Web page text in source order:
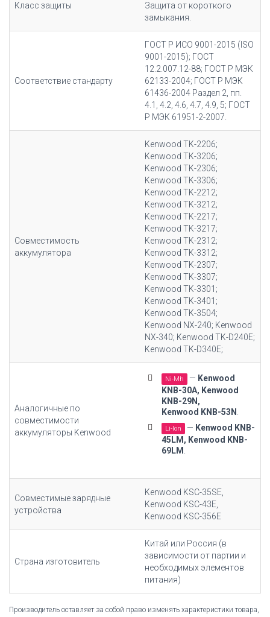
Класс защиты
Защита от короткого
замыкания.
Соответствие стандарту
ГОСТ Р ИСО 9001-2015 (ISO
9001-2015); ГОСТ
12.2.007.12-88; ГОСТ Р МЭК
62133-2004; ГОСТ Р МЭК
61436-2004 Раздел 2, пп.
4.1, 4.2, 4.6, 4.7, 4.9, 5; ГОСТ
Р МЭК 61951-2-2007.
Совместимость
аккумулятора
Kenwood TK-2206;
Kenwood TK-3206;
Kenwood TK-2306;
Kenwood TK-3306;
Kenwood TK-2212;
Kenwood TK-3212;
Kenwood TK-2217;
Kenwood TK-3217;
Kenwood TK-2312;
Kenwood TK-3312;
Kenwood TK-2307;
Kenwood TK-3307;
Kenwood TK-3301;
Kenwood TK-3401;
Kenwood TK-3504;
Kenwood NX-240; Kenwood
NX-340; Kenwood TK-D240E;
Kenwood TK-D340E;
Аналогичные по
совместимости
аккумуляторы Kenwood
Ni-Mh — Kenwood
KNB-30A, Kenwood
KNB-29N,
Kenwood KNB-53N
Li-Ion — Kenwood KNB-
45LM, Kenwood KNB-
69LM
Совместимые зарядные
устройства
Kenwood KSC-35SE,
Kenwood KSC-43E,
Kenwood KSC-356E
Страна изготовитель
Китай или Россия (в
зависимости от партии и
необходимых элементов
питания)
Производитель оставляет за собой право изменять характеристики товара,